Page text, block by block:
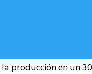
producción en un 30